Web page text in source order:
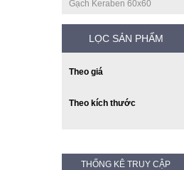
Gạch Keraben 60x60
LỌC SẢN PHẨM
Theo giá
Theo kích thước
THỐNG KÊ TRUY CẬP